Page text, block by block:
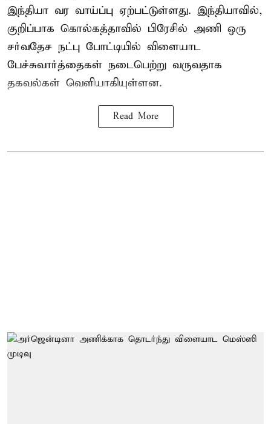
இந்தியா வர வாய்ப்பு ஏற்பட்டுள்ளது. இந்தியாவில்,
குறிப்பாக கொல்கத்தாவில் பிரேசில் அணி ஒரு
சர்வதேச நட்பு போட்டியில் விளையாட
பேச்சுவார்த்தைகள் நடைபெற்று வருவதாக
தகவல்கள் வெளியாகியுள்ளன.
Read More